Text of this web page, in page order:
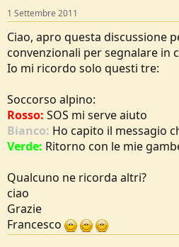
s
c
u
s
s
i
n
o
1 Settembre 2011
Ciao, apro questa discussione
convenzionali per segnalare in
Io mi ricordo solo questi tre:
Soccorso alpino:
Rosso: SOS mi serve aiuto
Bianco: Ho capito il messagio
Verde: Ritorno con le mie
Qualcuno ne ricorda altri?
ciao
Grazie
Francesco